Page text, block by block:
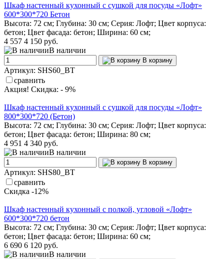
Шкаф настенный кухонный с сушкой для посуды «Лофт»
600*300*720 Бетон
Высота: 72 см; Глубина: 30 см; Серия: Лофт; Цвет корпуса:
бетон; Цвет фасада: бетон; Ширина: 60 см;
4 557 4 150 руб.
В наличии
В корзину
Артикул: SHS60_BT
сравнить
Акция! Скидка: - 9%
Шкаф настенный кухонный с сушкой для посуды «Лофт»
800*300*720 (Бетон)
Высота: 72 см; Глубина: 30 см; Серия: Лофт; Цвет корпуса:
бетон; Цвет фасада: бетон; Ширина: 80 см;
4 951 4 340 руб.
В наличии
В корзину
Артикул: SHS80_BT
сравнить
Скидка -12%
Шкаф настенный кухонный с полкой, угловой «Лофт»
600*300*720 бетон
Высота: 72 см; Глубина: 30 см; Серия: Лофт; Цвет корпуса:
бетон; Цвет фасада: бетон; Ширина: 60 см;
6 690 6 120 руб.
В наличии